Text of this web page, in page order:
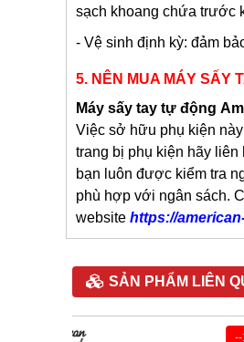
sạch khoang chứa trước
- Vệ sinh định kỳ: đảm
5. NÊN MUA MÁY SẤY
Máy sấy tay tự động
Việc sở hữu phụ kiện
trang bị phụ kiện hãy
bạn luôn được kiểm tra
phù hợp với ngân sách.
website https://
SẢN PHẨM LIÊN